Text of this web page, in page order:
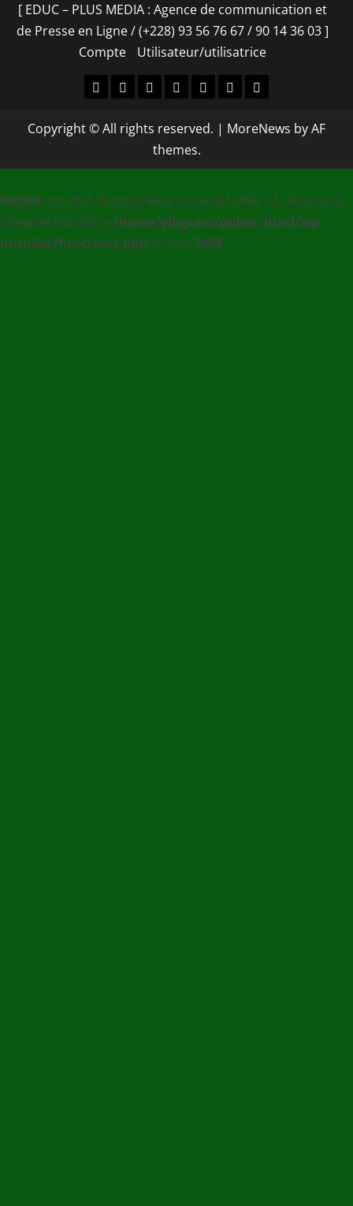
[ EDUC – PLUS MEDIA : Agence de communication et
de Presse en Ligne / (+228) 93 56 76 67 / 90 14 36 03 ]
Compte
Utilisateur/utilisatrice
Accueil
À
Nos
Contact
[
–
PLUS
:
Agence
de
CompteUtilisateur/
Copyright © All rights reserved. | MoreNews by AF
themes.
Notice: ob_end_flush(): Failed to send buffer of zlib output
compression (0) in /home/ylhgcaui/public_html/wp-
includes/functions.php on line 5493